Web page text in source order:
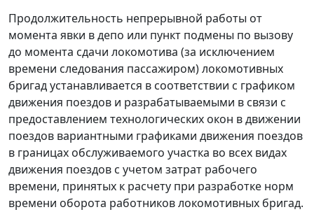
Продолжительность непрерывной работы от
момента явки в депо или пункт подмены по вызову
до момента сдачи локомотива (за исключением
времени следования пассажиром) локомотивных
бригад устанавливается в соответствии с графиком
движения поездов и разрабатываемыми в связи с
предоставлением технологических окон в движении
поездов вариантными графиками движения поездов
в границах обслуживаемого участка во всех видах
движения поездов с учетом затрат рабочего
времени, принятых к расчету при разработке норм
времени оборота работников локомотивных бригад.